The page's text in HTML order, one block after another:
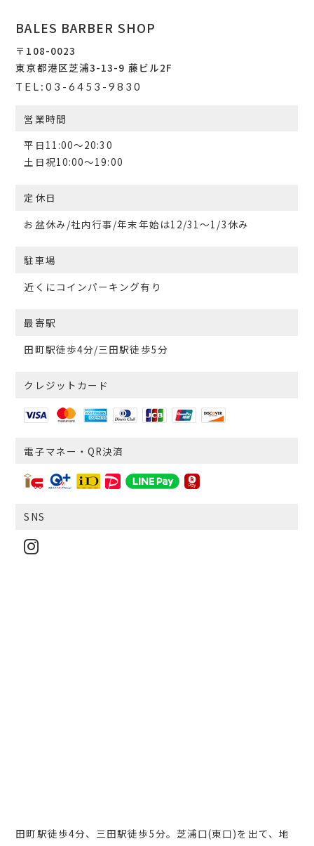
BALES BARBER SHOP
〒108-0023
東京都港区芝浦3-13-9 藤ビル2F
TEL:03-6453-9830
営業時間
平日11:00〜20:30
土日祝10:00〜19:00
定休日
お盆休み/社内行事/年末年始は12/31～1/3休み
駐車場
近くにコインパーキング有り
最寄駅
田町駅徒歩4分/三田駅徒歩5分
クレジットカード
電子マネー・QR決済
SNS
田町駅徒歩4分、三田駅徒歩5分。芝浦口(東口)を出て、地